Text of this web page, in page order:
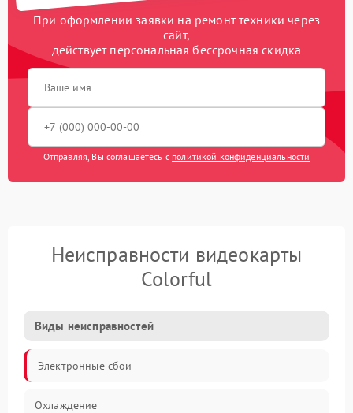
При оформлении заявки на ремонт техники через
сайт,
действует персональная бессрочная скидка
Отправляя, Вы соглашаетесь с политикой конфиденциальности
Неисправности видеокарты
Colorful
Виды неисправностей
Электронные сбои
Охлаждение